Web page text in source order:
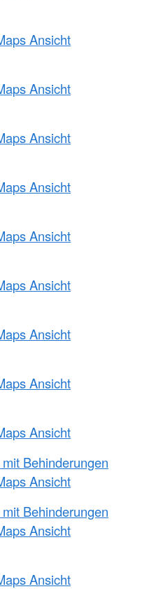
Ansicht
Ansicht
Ansicht
Ansicht
Ansicht
Ansicht
Ansicht
Ansicht
Ansicht
Behinderungen
Ansicht
Behinderungen
Ansicht
Ansicht